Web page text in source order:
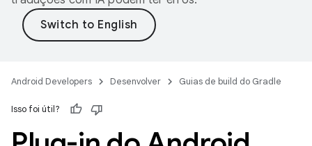
Android Developers Desenvolver Guias de build do Gradle
Isso foi útil?